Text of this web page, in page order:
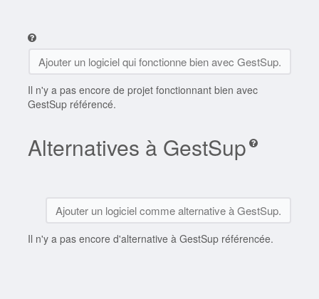
Ajouter un logiciel qui fonctionne bien avec GestSup.
Il n'y a pas encore de projet fonctionnant bien avec
GestSup référencé.
Alternatives à GestSup
Ajouter un logiciel comme alternative à GestSup.
Il n'y a pas encore d'alternative à GestSup référencée.